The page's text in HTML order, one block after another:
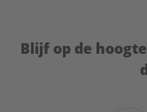
Blijf op de